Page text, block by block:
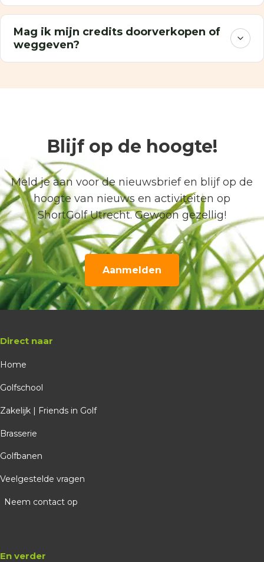
Mag ik mijn credits doorverkopen of
weggeven?
Blijf op de hoogte!
Meld je aan voor de nieuwsbrief en blijf op de
hoogte van nieuws en activiteiten op
ShortGolf Utrecht. Gewoon gezellig!
Aanmelden
Direct naar
Home
Golfschool
Zakelijk | Friends in Golf
Brasserie
Golfbanen
Veelgestelde vragen
Neem contact op
En verder